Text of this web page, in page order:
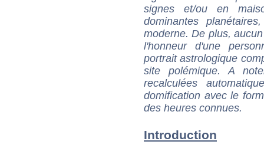
signes et/ou en
dominantes
moderne. De plus,
l'honneur d'une
portrait astrologique
site polémique. A
recalculées
domification avec le
des heures connues.
Introduction